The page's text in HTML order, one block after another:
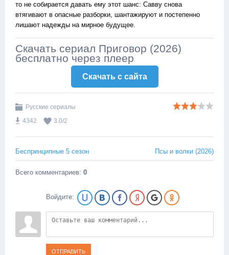
то не собирается давать ему этот шанс: Савву снова
втягивают в опасные разборки, шантажируют и постепенно
лишают надежды на мирное будущее.
Скачать сериал Приговор (2026)
бесплатно через плеер
Скачать c сайта
Русские сериалы
4342
3.0/2
Беспринципные 5 сезон Псы и волки (2026)
Всего комментариев: 0
Войдите:
ОТПРАВИТЬ